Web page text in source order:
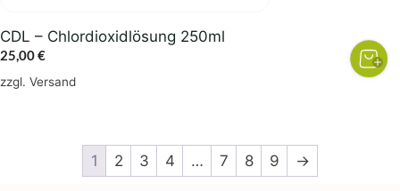
CDL – Chlordioxidlösung 250ml
25,00€
zzgl. Versand
1 2 3 4 … 7 8 9 →